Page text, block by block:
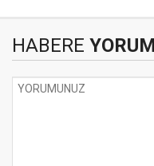
HABERE